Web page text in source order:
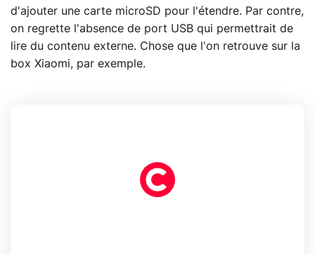
d'ajouter une carte microSD pour l'étendre. Par contre,
on regrette l'absence de port USB qui permettrait de
lire du contenu externe. Chose que l'on retrouve sur la
box Xiaomi, par exemple.